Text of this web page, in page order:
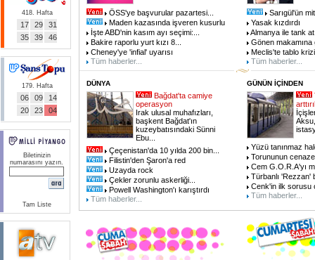
418. Hafta
17 29
31
35
39 46
179. Hafta
06 09
14
20
23 04
Biletinizin
numarasını yazın.
Tam Liste
ÖSS'ye başvurular pazartesi
Maden kazasında işveren kusurlu
İşte ABD'nin kasım ayı seçimi:
Bakire raporlu yurt kızı 8
Cheney'ye 'infial' uyarısı
Tüm haberler...
Sarıgül'ün
Yasak kızdırdı
Almanya ile tank
Gönen makamına
Meclis'te tablo krizi
Tüm haberler...
DÜNYA
Bağdat'ta camiye
operasyon
Irak ulusal muhafızları,
başkent Bağdat'ın
kuzeybatısındaki Sünni
Ebu
Çeçenistan'da 10 yılda 200 bin
Filistin'den Şaron'a red
Uzayda rock
Çekler zorunlu askerliği
Powell Washington'ı karıştırdı
Tüm haberler...
GÜNÜN İÇİNDEN
Yüzü tanınmaz
Torununun
Cem G.O.R.A'yı
Türbanlı 'Rezzan'
Cenk'in ilk sorusu
Tüm haberler...